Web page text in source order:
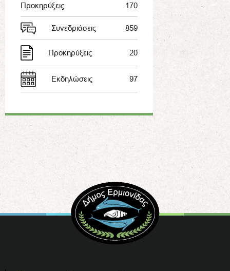
Προκηρύξεις 170
Συνεδριάσεις 859
Προκηρύξεις 20
Εκδηλώσεις 97